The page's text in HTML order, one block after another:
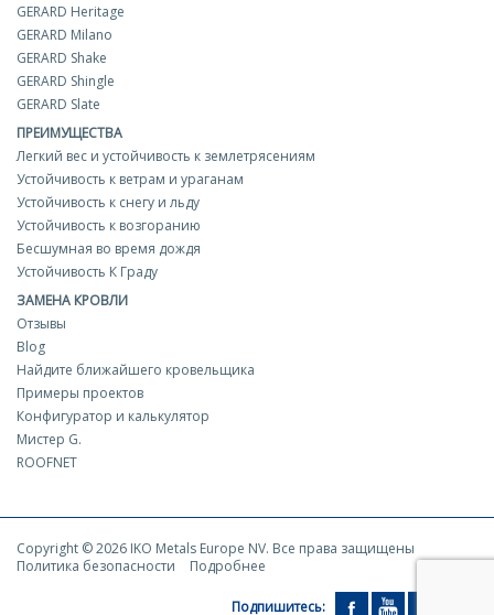
GERARD Heritage
GERARD Milano
GERARD Shake
GERARD Shingle
GERARD Slate
ПРЕИМУЩЕСТВА
Легкий вес и устойчивость к землетрясениям
Устойчивость к ветрам и ураганам
Устойчивость к снегу и льду
Устойчивость к возгоранию
Бесшумная во время дождя
Устойчивость К Граду
ЗАМЕНА КРОВЛИ
Отзывы
Blog
Найдите ближайшего кровельщика
Примеры проектов
Конфигуратор и калькулятор
Мистер G.
ROOFNET
Copyright © 2026 IKO Metals Europe NV. Все права защищены
Политика безопасности
Подробнее
Подпишитесь: